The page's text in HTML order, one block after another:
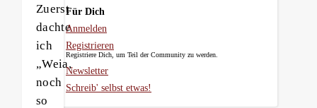
Zuerst
dachte
ich
„Weia,
noch
so
Für Dich
Anmelden
Registrieren
Registriere Dich, um Teil der Community zu werden.
Newsletter
Schreib' selbst etwas!